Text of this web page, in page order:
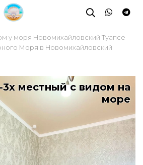
у моря Новомихайловский Туапсе
Моря в Новомихайловский
3х местный с видом на
море